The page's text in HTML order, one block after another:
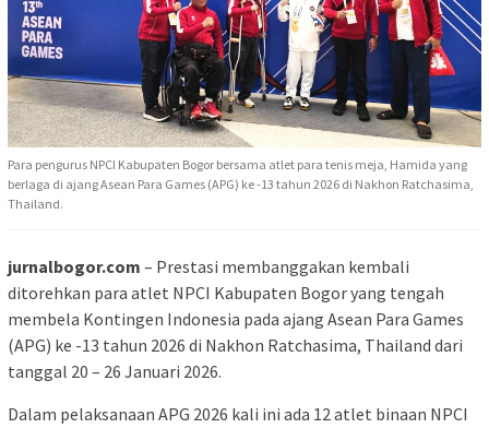
Para pengurus NPCI Kabupaten Bogor bersama atlet para tenis meja, Hamida yang
berlaga di ajang Asean Para Games (APG) ke -13 tahun 2026 di Nakhon Ratchasima,
Thailand.
jurnalbogor.com – Prestasi membanggakan kembali
ditorehkan para atlet NPCI Kabupaten Bogor yang tengah
membela Kontingen Indonesia pada ajang Asean Para Games
(APG) ke -13 tahun 2026 di Nakhon Ratchasima, Thailand dari
tanggal 20 – 26 Januari 2026.
Dalam pelaksanaan APG 2026 kali ini ada 12 atlet binaan NPCI